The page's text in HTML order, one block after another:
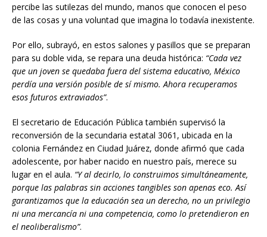
percibe las sutilezas del mundo, manos que conocen el peso
de las cosas y una voluntad que imagina lo todavía inexistente.
Por ello, subrayó, en estos salones y pasillos que se preparan
para su doble vida, se repara una deuda histórica: “Cada vez
que un joven se quedaba fuera del sistema educativo, México
perdía una versión posible de sí mismo. Ahora recuperamos
esos futuros extraviados”.
El secretario de Educación Pública también supervisó la
reconversión de la secundaria estatal 3061, ubicada en la
colonia Fernández en Ciudad Juárez, donde afirmó que cada
adolescente, por haber nacido en nuestro país, merece su
lugar en el aula. “Y al decirlo, lo construimos simultáneamente,
porque las palabras sin acciones tangibles son apenas eco. Así
garantizamos que la educación sea un derecho, no un privilegio
ni una mercancía ni una competencia, como lo pretendieron en
el neoliberalismo”.